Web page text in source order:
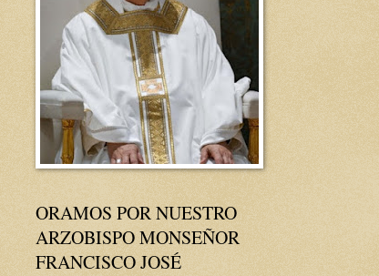
ORAMOS POR NUESTRO
ARZOBISPO MONSEÑOR
FRANCISCO JOSÉ